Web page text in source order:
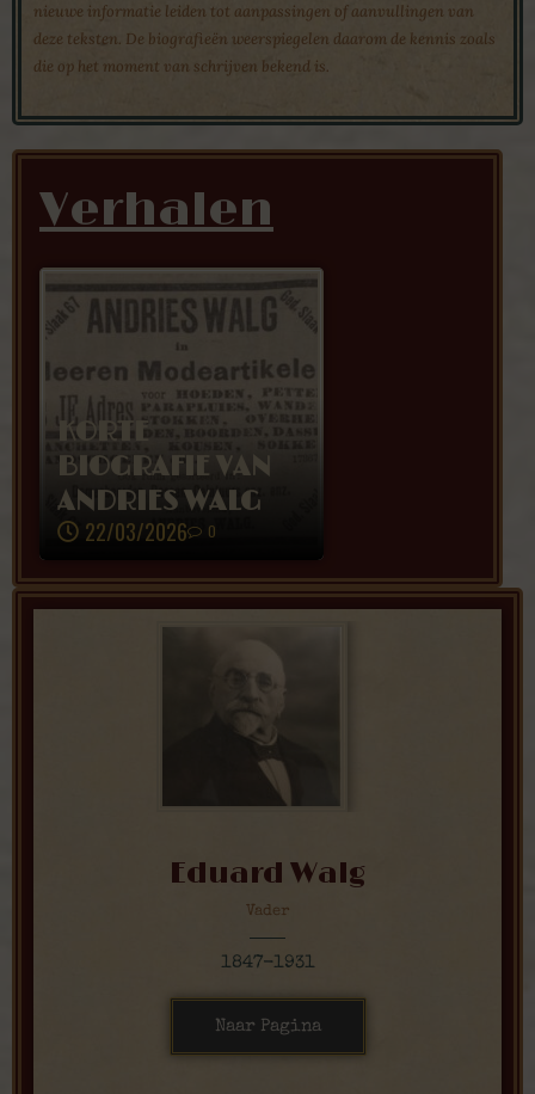
nieuwe informatie leiden tot aanpassingen of aanvullingen van
deze teksten. De biografieën weerspiegelen daarom de kennis zoals
die op het moment van schrijven bekend is.
Verhalen
KORTE
BIOGRAFIE VAN
ANDRIES WALG
22/03/2026 0
Eduard Walg
Vader
1847-1931
Naar Pagina